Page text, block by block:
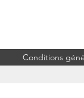
Conditions